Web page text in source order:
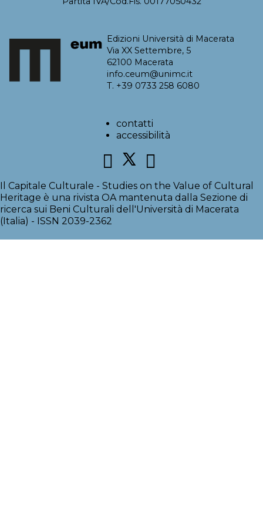
(Ravenna, 16 febbraio-15 giugno 2014), a cura di L.
Ciancabilla, C. Spadoni, Cinisello Balsamo: Silvana
Labus G. (1837), Museo della Reale Accademia di
Mantova, Mantova: Edizioni d’Arco & Fratelli Negretti.
Milano», 23 agosto 1842, pp..
Lambertini (1843), Giambattista Speri da Brescia,
Edizioni Università di Macerata
Via XX Settembre, 5
62100 Macerata
info.ceum@unimc.it
T. +39 0733 258 6080
contatti
accessibilità
Il Capitale Culturale - Studies on the Value of Cultural
Heritage è una rivista OA mantenuta dalla Sezione di
ricerca sui Beni Culturali dell'Università di Macerata
(Italia) - ISSN 2039-2362